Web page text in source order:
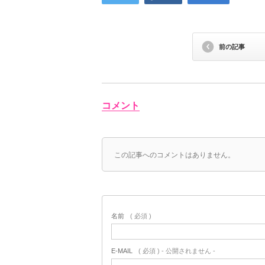
前の記事
コメント
この記事へのコメントはありません。
名前 ( 必須 )
E-MAIL ( 必須 ) - 公開されません -